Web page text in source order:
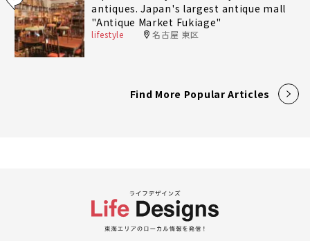
antiques. Japan's largest antique mall
"Antique Market Fukiage"
lifestyle 名古屋 東区
Find More Popular Articles